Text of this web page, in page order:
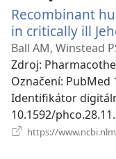
Recombinant
in critically ill
Ball AM, Winstead
Zdroj‎:
Označení‎: PubMed
Identifikátor
10.1592/
https://